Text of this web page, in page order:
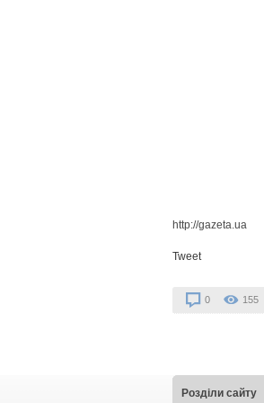
http://gazeta.ua
Tweet
0 155
Розділи сайту